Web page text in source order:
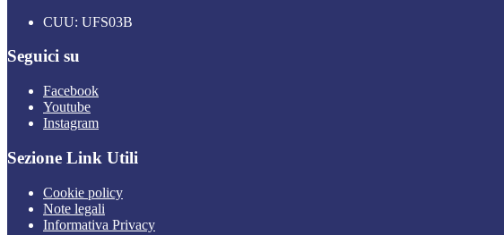
CUU: UFS03B
Seguici su
Facebook
Youtube
Instagram
Sezione Link Utili
Cookie policy
Note legali
Informativa Privacy